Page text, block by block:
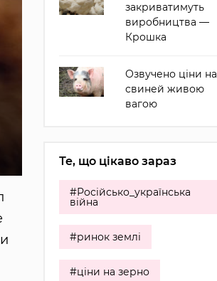
закриватимуть
виробництва —
Крошка
Озвучено ціни на
свиней живою
вагою
Те, що цікаво зараз
#Російсько_українська
війна
#ринок землі
#ціни на зерно